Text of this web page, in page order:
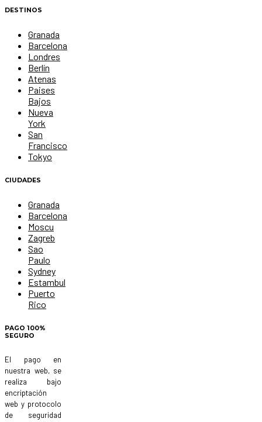
DESTINOS
Granada
Barcelona
Londres
Berlín
Atenas
Paises
Bajos
Nueva
York
San
Francisco
Tokyo
CIUDADES
Granada
Barcelona
Moscu
Zagreb
Sao
Paulo
Sydney
Estambul
Puerto
Rico
PAGO 100%
SEGURO
El pago en
nuestra web, se
realiza bajo
encriptación
web y protocolo
de seguridad